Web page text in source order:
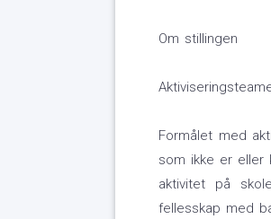
Om stillingen
Formålet med
som ikke er
aktivitet på
fellesskap med